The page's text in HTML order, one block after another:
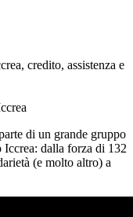
credito, assistenza e
di un grande gruppo
dalla forza di 132
(e molto altro) a